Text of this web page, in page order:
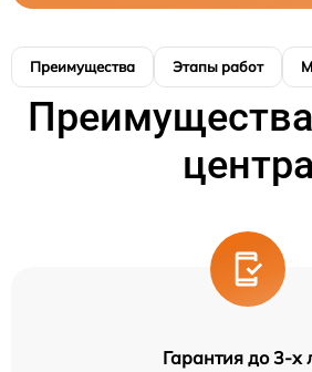
Преимущества Этапы работ
центра
Гарантия до 3-х